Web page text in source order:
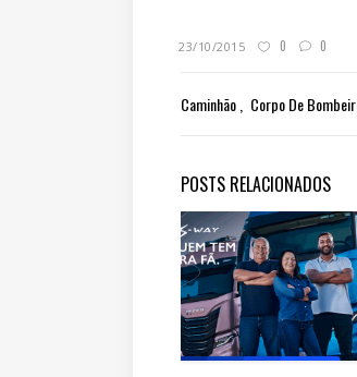
23/10/2015 0 0
Caminhão Corpo De
POSTS RELACIONADOS